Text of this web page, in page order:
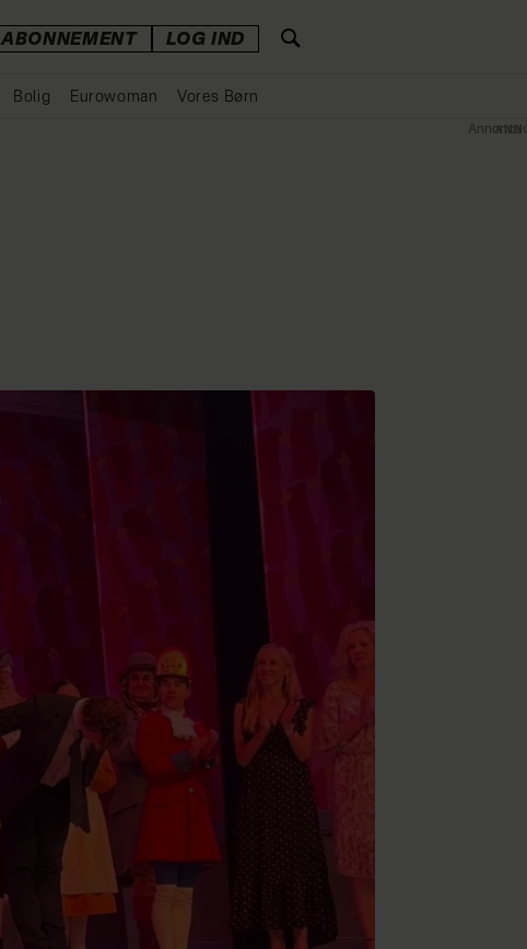
ABONNEMENT LOG IND
Bolig Eurowoman Vores Børn
Annonce